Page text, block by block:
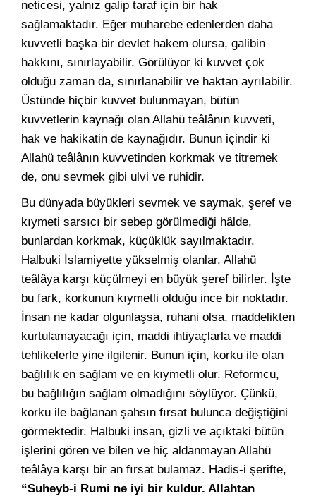
neticesi, yalnız galip taraf için bir hak
sağlamaktadır. Eğer muharebe edenlerden daha
kuvvetli başka bir devlet hakem olursa, galibin
hakkını, sınırlayabilir. Görülüyor ki kuvvet çok
olduğu zaman da, sınırlanabilir ve haktan ayrılabilir.
Üstünde hiçbir kuvvet bulunmayan, bütün
kuvvetlerin kaynağı olan Allahü teâlânın kuvveti,
hak ve hakikatin de kaynağıdır. Bunun içindir ki
Allahü teâlânın kuvvetinden korkmak ve titremek
de, onu sevmek gibi ulvi ve ruhidir.
Bu dünyada büyükleri sevmek ve saymak, şeref ve
kıymeti sarsıcı bir sebep görülmediği hâlde,
bunlardan korkmak, küçüklük sayılmaktadır.
Halbuki İslamiyette yükselmiş olanlar, Allahü
teâlâya karşı küçülmeyi en büyük şeref bilirler. İşte
bu fark, korkunun kıymetli olduğu ince bir noktadır.
İnsan ne kadar olgunlaşsa, ruhani olsa, maddelikten
kurtulamayacağı için, maddi ihtiyaçlarla ve maddi
tehlikelerle yine ilgilenir. Bunun için, korku ile olan
bağlılık en sağlam ve en kıymetli olur. Reformcu,
bu bağlılığın sağlam olmadığını söylüyor. Çünkü,
korku ile bağlanan şahsın fırsat bulunca değiştiğini
görmektedir. Halbuki insan, gizli ve açıktaki bütün
işlerini gören ve bilen ve hiç aldanmayan Allahü
teâlâya karşı bir an fırsat bulamaz. Hadis-i şerifte,
“Suheyb-i Rumi ne iyi bir kuldur. Allahtan